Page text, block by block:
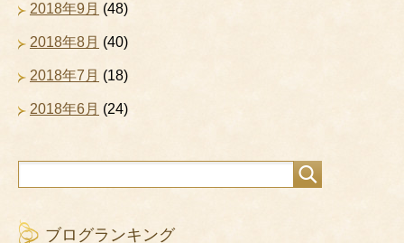
2018年9月 (48)
2018年8月 (40)
2018年7月 (18)
2018年6月 (24)
ブログランキング